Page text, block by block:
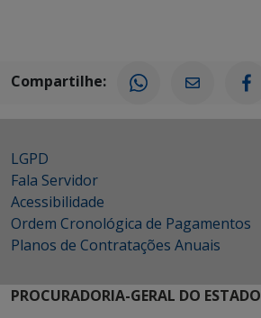
Compartilhe:
LGPD
Fala Servidor
Acessibilidade
Ordem Cronológica de Pagamentos
Planos de Contratações Anuais
PROCURADORIA-GERAL DO ESTADO